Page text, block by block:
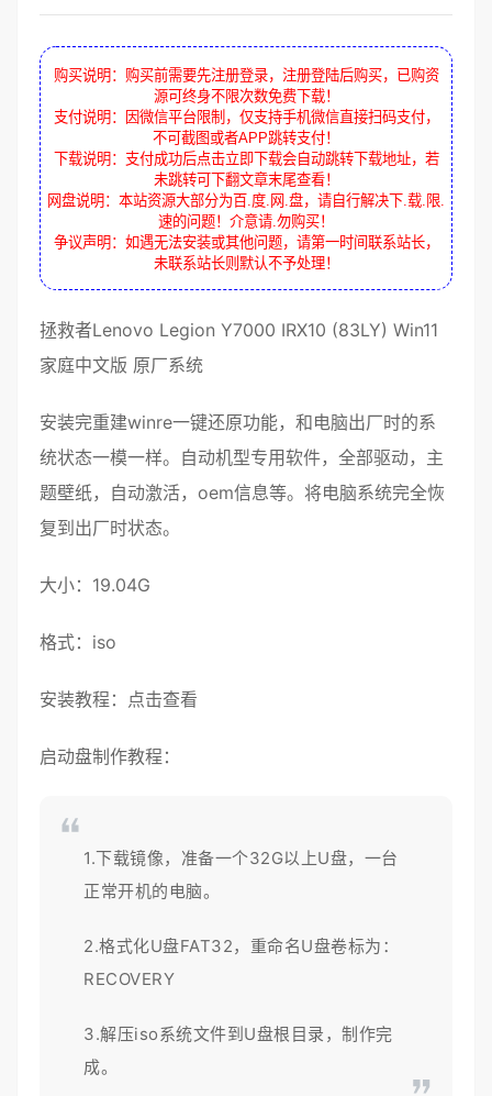
购买说明：购买前需要先注册登录，注册登陆后购买，已购资
源可终身不限次数免费下载！
支付说明：因微信平台限制，仅支持手机微信直接扫码支付，
不可截图或者APP跳转支付！
下载说明：支付成功后点击立即下载会自动跳转下载地址，若
未跳转可下翻文章末尾查看！
网盘说明：本站资源大部分为百.度.网.盘，请自行解决下.载.限.
速的问题！介意请.勿购买！
争议声明：如遇无法安装或其他问题，请第一时间联系站长，
未联系站长则默认不予处理！
拯救者Lenovo Legion Y7000 IRX10 (83LY) Win11
家庭中文版 原厂系统
安装完重建winre一键还原功能，和电脑出厂时的系
统状态一模一样。自动机型专用软件，全部驱动，主
题壁纸，自动激活，oem信息等。将电脑系统完全恢
复到出厂时状态。
大小：19.04G
格式： iso
安装教程： 点击查看
启动盘制作教程：
1.下载镜像，准备一个32G以上U盘，一台
正常开机的电脑。
2.格式化U盘FAT32，重命名U盘卷标为：
RECOVERY
3.解压iso系统文件到U盘根目录，制作完
成。